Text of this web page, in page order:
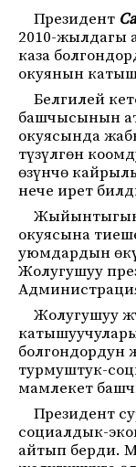
Президент
2010-жылдагы
каза
окуянын
Белгилей
башчысынын
окуясында
түзүлгөн
өзүнчө
нече ирет
окуясына
уюмдардын
Жолугушуу
Жолугушуу
болгондордун
турмуштук-
мамлекет
Президент
социалдык-
айтып берди.